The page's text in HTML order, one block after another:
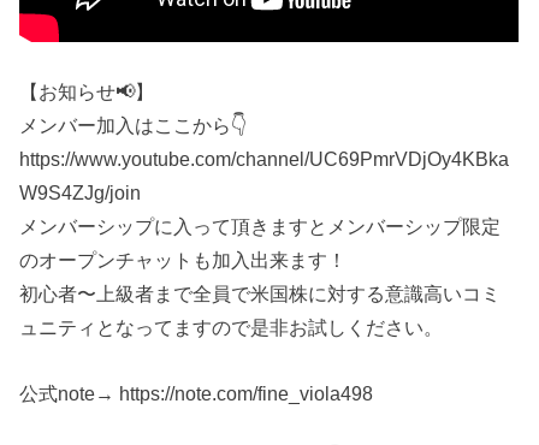
【お知らせ📢】
メンバー加入はここから👇
https://www.youtube.com/channel/UC69PmrVDjOy4KBka
W9S4ZJg/join
メンバーシップに入って頂きますとメンバーシップ限定
のオープンチャットも加入出来ます！
初心者〜上級者まで全員で米国株に対する意識高いコミ
ュニティとなってますので是非お試しください。
公式note→ https://note.com/fine_viola498